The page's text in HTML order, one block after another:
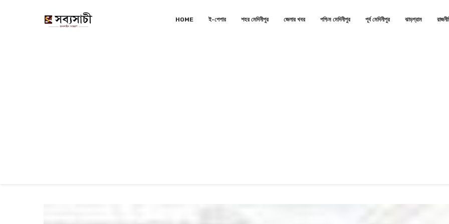
HOME ই-পেপার শহর মেদিনীপুর জেলার খবর পশ্চিম মেদিনীপুর পূর্ব মেদিনীপুর ঝাড়গ্রাম